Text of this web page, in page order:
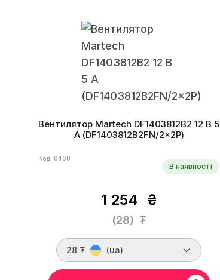
Вентилятор Martech DF1403812B2 12 В 5
А (DF1403812B2FN/2×2P)
Код: 0468
В наявності
1 254 ₴
(28) ₮
28 ₮ (ua)